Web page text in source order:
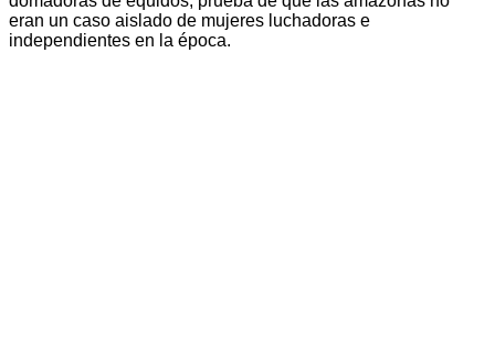
eran un caso aislado de mujeres luchadoras e
independientes en la época.